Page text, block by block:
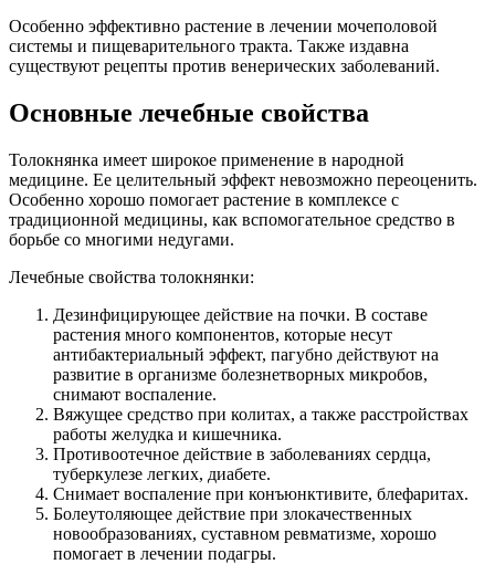
Особенно эффективно растение в лечении мочеполовой
системы и пищеварительного тракта. Также издавна
существуют рецепты против венерических заболеваний.
Основные лечебные свойства
Толокнянка имеет широкое применение в народной
медицине. Ее целительный эффект невозможно переоценить.
Особенно хорошо помогает растение в комплексе с
традиционной медицины, как вспомогательное средство в
борьбе со многими недугами.
Лечебные свойства толокнянки:
Дезинфицирующее действие на почки. В составе
растения много компонентов, которые несут
антибактериальный эффект, пагубно действуют на
развитие в организме болезнетворных микробов,
снимают воспаление.
Вяжущее средство при колитах, а также расстройствах
работы желудка и кишечника.
Противоотечное действие в заболеваниях сердца,
туберкулезе легких, диабете.
Снимает воспаление при конъюнктивите, блефаритах.
Болеутоляющее действие при злокачественных
новообразованиях, суставном ревматизме, хорошо
помогает в лечении подагры.